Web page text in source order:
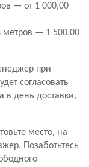
— от 1 000,00
— 1 500,00
при
согласовать
в день доставки,
место, на
Позаботьтесь